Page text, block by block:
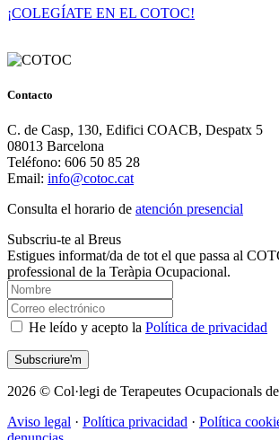
¡COLEGÍATE EN EL COTOC!
Contacto
C. de Casp, 130, Edifici COACB, Despatx 5
08013 Barcelona
Teléfono: 606 50 85 28
Email: info@cotoc.cat
Consulta el horario de atención presencial
Subscriu-te al Breus
Estigues informat/da de tot el que passa al
professional de la Teràpia Ocupacional.
He leído y acepto la Política de privacidad
2026 © Col·legi de Terapeutes Ocupacionals
Aviso legal · Política privacidad · Política